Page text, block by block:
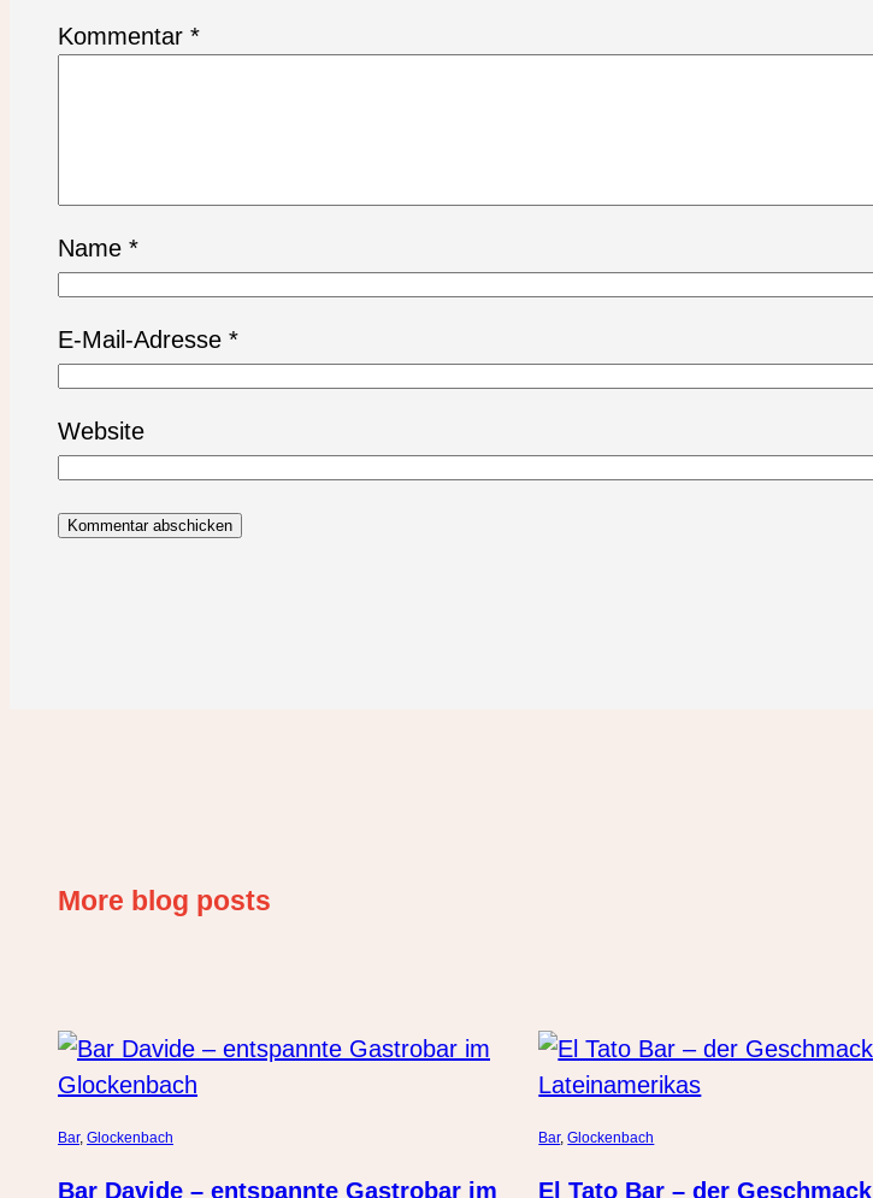
Kommentar *
Name *
E-Mail-Adresse *
Website
More blog posts
Bar, Glockenbach
Bar Davide – entspannte Gastrobar im
Bar, Glockenbach
El Tato Bar – der Geschmack